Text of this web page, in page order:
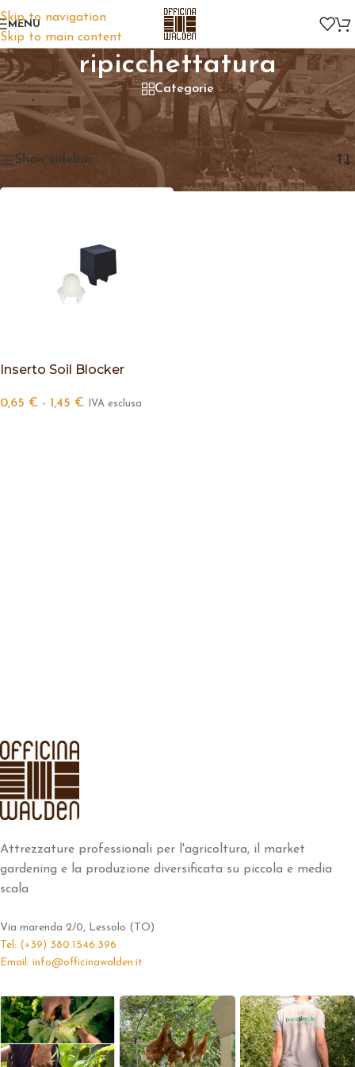
Skip to navigation
Skip to main content
MENU
ripicchettatura
Categorie
Home/Prodotti taggati “ripicchettatura”
Visualizzazione del risultato
Show sidebar
Inserto Soil Blocker
0,65 € - 1,45 € IVA esclusa
Attrezzature professionali per l'agricoltura, il market
gardening e la produzione diversificata su piccola e media
scala
Via marenda 2/0, Lessolo (TO)
Tel: (+39) 380.1546.396
Email: info@officinawalden.it